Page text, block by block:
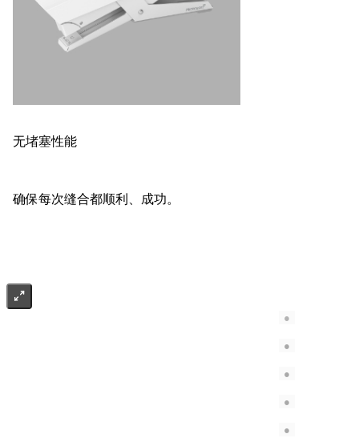
无堵塞性能
确保每次缝合都顺利、成功。
●
●
●
●
●